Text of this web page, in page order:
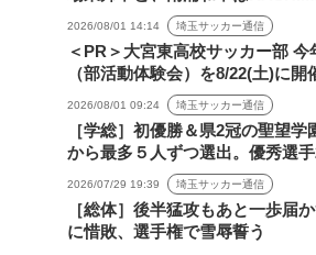
2026/08/01 14:14 埼玉サッカー通信
＜PR＞大宮東高校サッカー部
（部活動体験会）を8/22(土)に開
2026/08/01 09:24 埼玉サッカー通信
［学総］初優勝＆県2冠の聖望
から最多５人ずつ選出。優秀選
2026/07/29 19:39 埼玉サッカー通信
［総体］後半猛攻もあと一歩届
に惜敗、選手権で雪辱誓う